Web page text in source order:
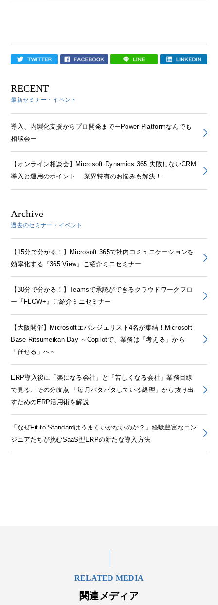
RECENT
最新セミナー・イベント
導入、内製化支援からプロ開発までーPower Platformなんでも
相談会ー
【オンライン相談会】Microsoft Dynamics 365 失敗しないCRM
導入と運用のポイント ー業界特有のお悩みも解決！ー
Archive
過去のセミナー・イベント
【15分で分かる！】Microsoft 365で社内コミュニケーションを
効率化する『365 View』ご紹介ミニセミナー
【30分で分かる！】Teamsで承認ができるクラウドワークフロ
ー『FLOW+』ご紹介ミニセミナー
【大阪開催】Microsoftエバンジェリスト4名が集結！Microsoft
Base Ritsumeikan Day ～Copilotで、業務は「考える」から
「任せる」へ～
ERP導入後に「楽になる会社」と「苦しくなる会社」業務目線
で見る、その分岐点 「毎月バタバタしている経理」から抜け出
すためのERP活用術を解説
「なぜFit to Standardはうまくいかないのか？」経験豊富なエン
ジニアたちが挑むSaaS型ERPの新たな導入方法
RELATED MEDIA
関連メディア